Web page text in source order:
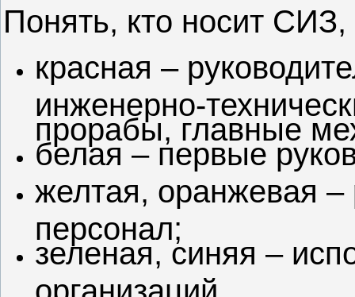
Понять, кто носит
красная –
инженерно-
прорабы, главные
белая – первые
желтая, оранжевая
персонал;
зеленая, синяя –
организаций.